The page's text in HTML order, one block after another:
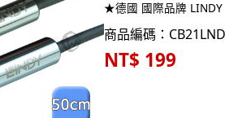
★德國 國際品牌 LINDY
商品編碼：
NT$ 199